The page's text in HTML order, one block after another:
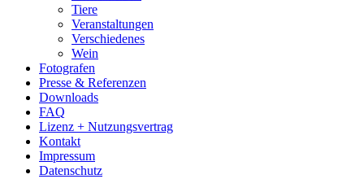
Tiere
Veranstaltungen
Verschiedenes
Wein
Fotografen
Presse & Referenzen
Downloads
FAQ
Lizenz + Nutzungsvertrag
Kontakt
Impressum
Datenschutz